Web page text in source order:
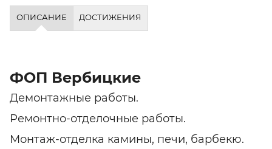
ОПИСАНИЕ ДОСТИЖЕНИЯ
ФОП Вербицкие
Демонтажные работы.
Ремонтно-отделочные работы.
Монтаж-отделка камины, печи, барбекю.